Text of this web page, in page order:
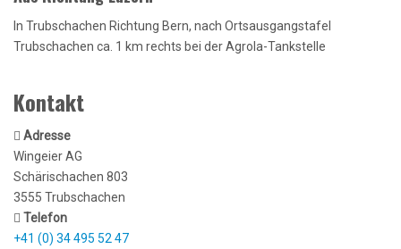
In Trubschachen Richtung Bern, nach Ortsausgangstafel
Trubschachen ca. 1 km rechts bei der Agrola-Tankstelle
Kontakt
Adresse
Wingeier AG
Schärischachen 803
3555 Trubschachen
Telefon
+41 (0) 34 495 52 47